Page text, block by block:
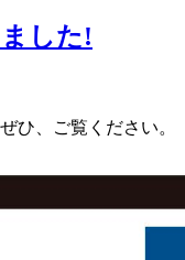
した!
ひ、ご覧ください。